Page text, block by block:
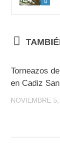
Torneazos
en Cadiz
NOVIEMBRE